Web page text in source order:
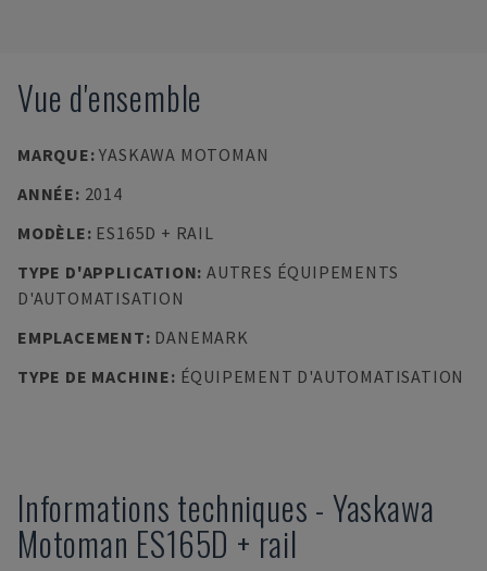
Vue d'ensemble
MARQUE:YASKAWA MOTOMAN
ANNÉE: 2014
MODÈLE: ES165D + RAIL
TYPE D'APPLICATION: AUTRES ÉQUIPEMENTS
D'AUTOMATISATION
EMPLACEMENT: DANEMARK
TYPE DE MACHINE: ÉQUIPEMENT D'AUTOMATISATION
Informations techniques - Yaskawa
Motoman ES165D + rail